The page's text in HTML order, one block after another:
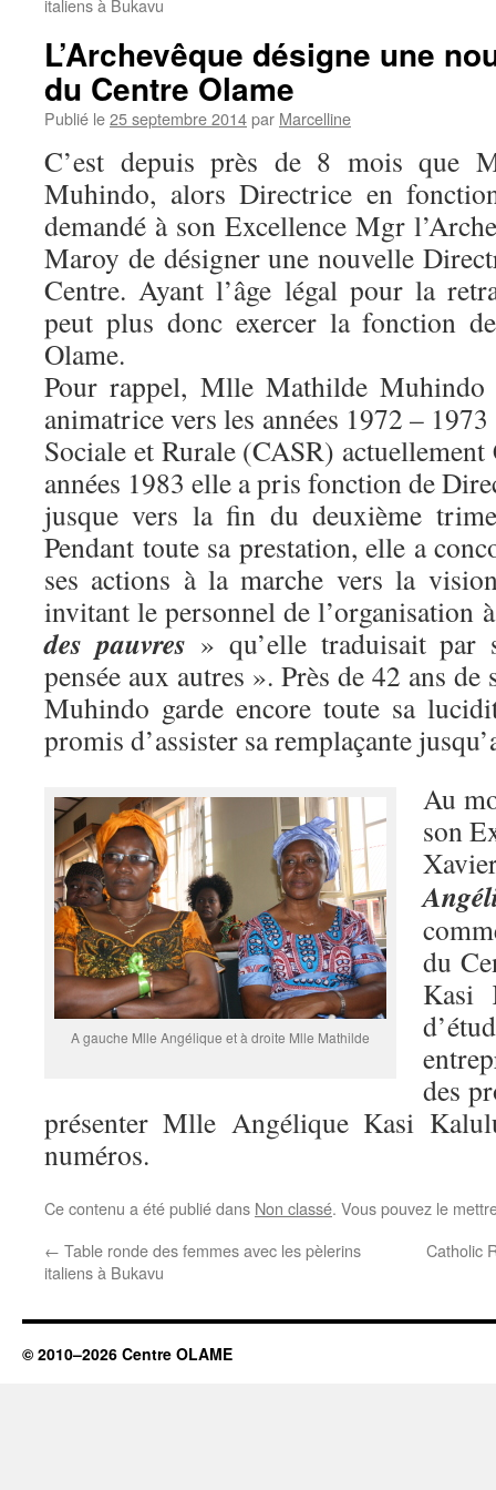
italiens à Bukavu
L’Archevêque désigne une
du Centre Olame
Publié le25 septembre 2014par Marcelline
C’est depuis près de 8 mois que
Muhindo, alors Directrice en
demandé à son Excellence Mgr
Maroy de désigner une nouvelle
Centre. Ayant l’âge légal pour la
peut plus donc exercer la fonction
Olame.
Pour rappel, Mlle Mathilde Muhindo
animatrice vers les années 1972 –
Sociale et Rurale (CASR) actuellement
années 1983 elle a pris fonction de
jusque vers la fin du deuxième
Pendant toute sa prestation, elle a
ses actions à la marche vers la
invitant le personnel de l’organisation
des pauvres » qu’elle traduisait par
pensée aux autres ». Près de 42 ans
Muhindo garde encore toute sa
promis d’assister sa remplaçante
A gauche Mlle Angélique et à droite Mlle Mathilde
Au
son
du
Kasi
des
présenter Mlle Angélique Kasi
numéros.
Ce contenu a été publié dans Non classé. Vous pouvez le
← Table ronde des femmes avec les pèlerins
italiens à Bukavu
Catholic
© 2010–2026 Centre OLAME